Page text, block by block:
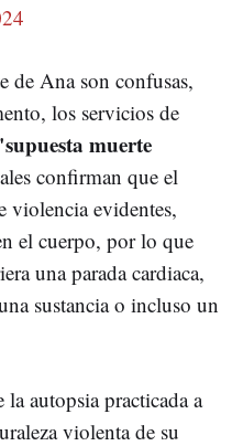
de Ana son confusas,
los servicios de
muerte
confirman que el
violencia evidentes,
el cuerpo, por lo que
una parada cardiaca,
sustancia o incluso un
autopsia practicada a
violenta de su